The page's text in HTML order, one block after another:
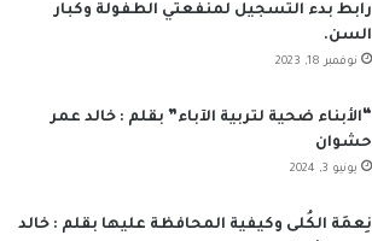
رابط بدء التسجيل لمنفعتي الطفولة وكبار
السن.
نوفمبر 18, 2023
“الأبناء ضحية لتربية الآباء” بقلم : خالد عمر
حشوان
يونيو 3, 2024
نِعمَة الكُلى وكيفية المحافظة عليها بقلم : خالد